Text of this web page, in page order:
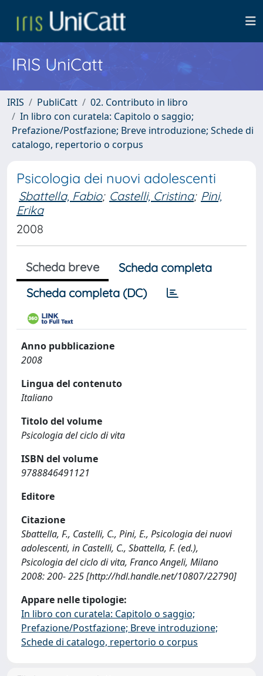
IRIS UniCatt
IRIS PubliCatt
02. Contributo in libro
In libro con curatela: Capitolo o saggio;
Prefazione/Postfazione; Breve introduzione; Schede di
catalogo, repertorio o corpus
Psicologia dei nuovi adolescenti
Sbattella, Fabio; Castelli, Cristina; Pini,
Erika
2008
Scheda breve
Scheda completa
Scheda completa (DC)
Anno pubblicazione
2008
Lingua del contenuto
Italiano
Titolo del volume
Psicologia del ciclo di vita
ISBN del volume
9788846491121
Editore
Citazione
Sbattella, F., Castelli, C., Pini, E., Psicologia dei nuovi
adolescenti, in Castelli, C., Sbattella, F. (ed.),
Psicologia del ciclo di vita, Franco Angeli, Milano
2008: 200- 225 [http://hdl.handle.net/10807/22790]
Appare nelle tipologie:
In libro con curatela: Capitolo o saggio;
Prefazione/Postfazione; Breve introduzione;
Schede di catalogo, repertorio o corpus